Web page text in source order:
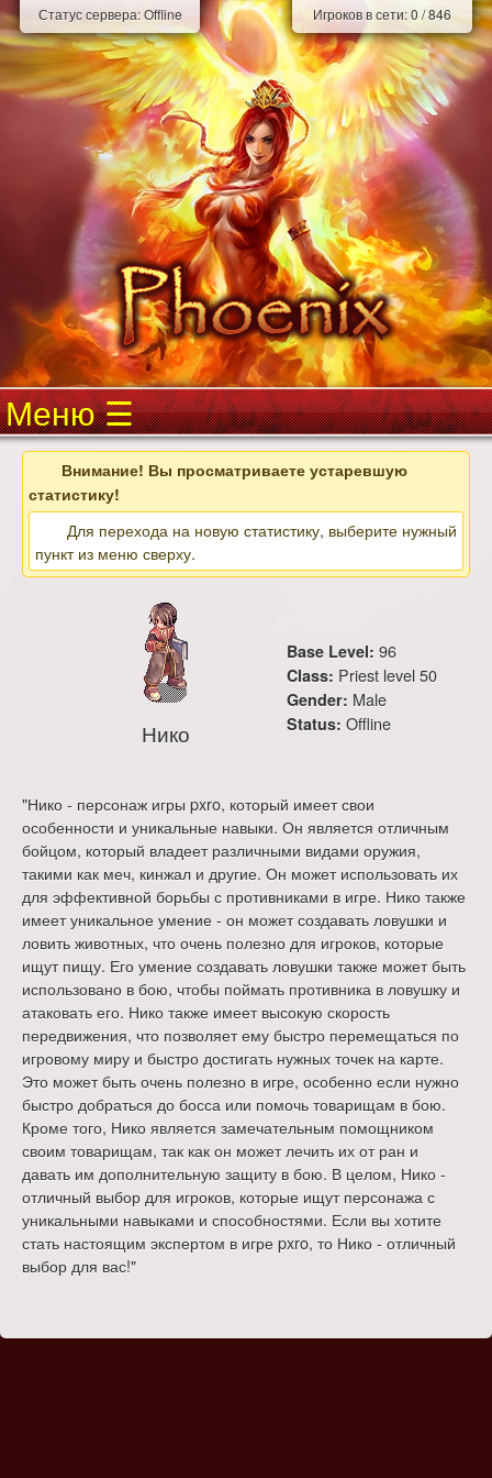
Статус сервера:Offline Игроков в сети:0 /846
Меню
Внимание! Вы просматриваете устаревшую
статистику!
Для перехода на новую статистику, выберите нужный
пункт из меню сверху.
Нико
Base Level: 96
Class: Priest level 50
Gender: Male
Status: Offline
"Нико - персонаж игры pxro, который имеет свои
особенности и уникальные навыки. Он является отличным
бойцом, который владеет различными видами оружия,
такими как меч, кинжал и другие. Он может использовать их
для эффективной борьбы с противниками в игре. Нико также
имеет уникальное умение - он может создавать ловушки и
ловить животных, что очень полезно для игроков, которые
ищут пищу. Его умение создавать ловушки также может быть
использовано в бою, чтобы поймать противника в ловушку и
атаковать его. Нико также имеет высокую скорость
передвижения, что позволяет ему быстро перемещаться по
игровому миру и быстро достигать нужных точек на карте.
Это может быть очень полезно в игре, особенно если нужно
быстро добраться до босса или помочь товарищам в бою.
Кроме того, Нико является замечательным помощником
своим товарищам, так как он может лечить их от ран и
давать им дополнительную защиту в бою. В целом, Нико -
отличный выбор для игроков, которые ищут персонажа с
уникальными навыками и способностями. Если вы хотите
стать настоящим экспертом в игре pxro, то Нико - отличный
выбор для вас!"